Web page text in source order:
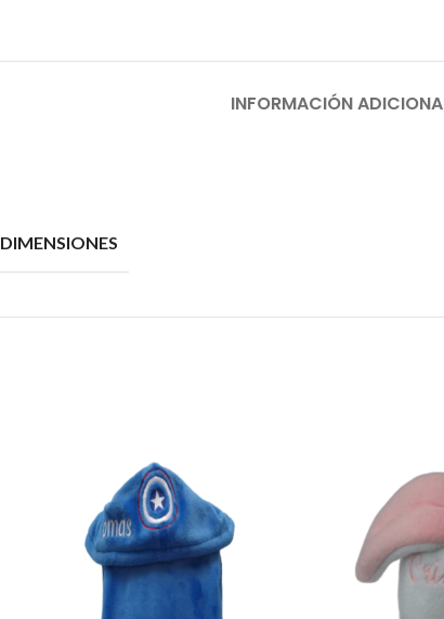
INFORMACIÓN
DIMENSIONES